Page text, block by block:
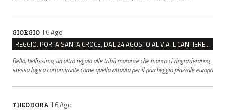
GIORGIO il 6 Ago
REGGIO. PORTA SANTA CROCE, DAL 24 AGOSTO AL VIA IL CANTIERE PER IL NUOVO COLLETTORE FOGNARIO
Bello, bellissimo, un altro regalo alle tribù maranze che manco ci ringrazieranno,
stessa logica cortomirante come quella attuata per il parcheggio piazzale europa
THEODORA il 6 Ago